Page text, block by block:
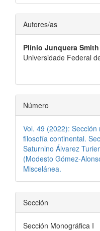
Contenido
principal
del
Autores/as
Plínio Junquera Smith
Universidade Federal
Número
Vol. 49 (2022):
filosofía continental.
Saturnino Álvarez
(Modesto Gómez-
Miscelánea.
Sección
Sección Monográfica I